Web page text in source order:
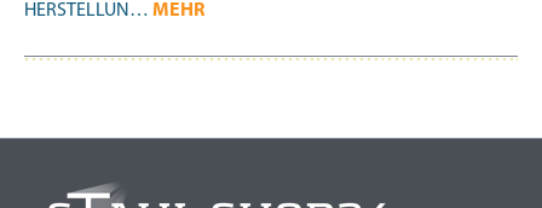
HERSTELLUN… MEHR